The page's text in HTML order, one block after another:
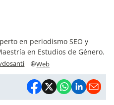
en periodismo SEO y
en Estudios de Género.
Web